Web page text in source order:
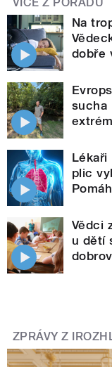
VÍCE Z POŘADU
Na
dobře
sucha
Lékaři
plic
Vědci
u dětí
ZPRÁVY Z